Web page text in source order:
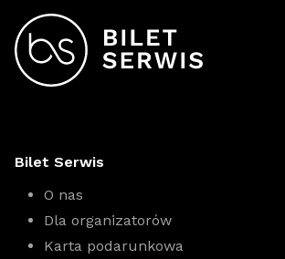
Bilet Serwis
O nas
Dla organizatorów
Karta podarunkowa